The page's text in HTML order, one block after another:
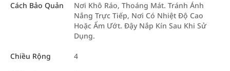
Cách Bảo Quản
Nơi Khô Ráo, Thoáng Mát. Tránh Ánh
Nắng Trực Tiếp, Nơi Có Nhiệt Độ Cao
Hoặc Ẩm Ướt. Đậy Nắp Kín Sau Khi Sử
Dụng.
Chiều Rộng 4